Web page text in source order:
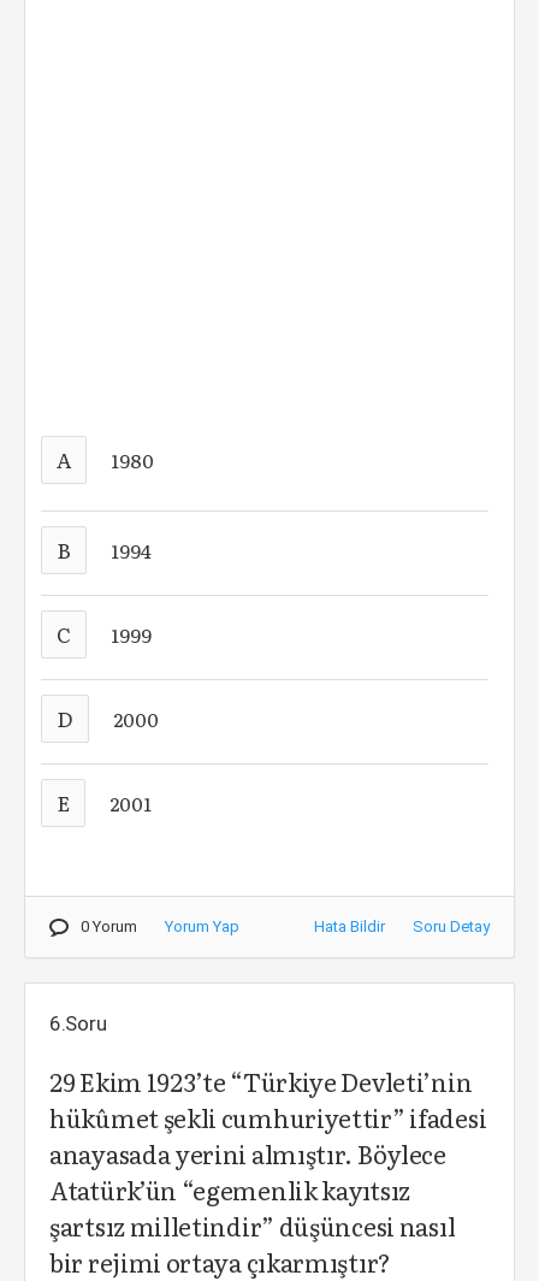
A 1980
B 1994
C 1999
D 2000
E 2001
0 Yorum Yorum Yap Hata Bildir Soru Detay
6.Soru
29 Ekim 1923’te “Türkiye Devleti’nin
hükûmet şekli cumhuriyettir” ifadesi
anayasada yerini almıştır. Böylece
Atatürk’ün “egemenlik kayıtsız
şartsız milletindir” düşüncesi nasıl
bir rejimi ortaya çıkarmıştır?